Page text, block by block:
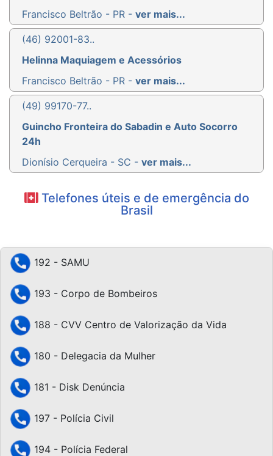
Francisco Beltrão - PR - ver mais...
(46) 92001-83..
Helinna Maquiagem e Acessórios
Francisco Beltrão - PR - ver mais...
(49) 99170-77..
Guincho Fronteira do Sabadin e Auto Socorro
24h
Dionísio Cerqueira - SC - ver mais...
Telefones úteis e de emergência do
Brasil
192 - SAMU
193 - Corpo de Bombeiros
188 - CVV Centro de Valorização da Vida
180 - Delegacia da Mulher
181 - Disk Denúncia
197 - Polícia Civil
194 - Polícia Federal